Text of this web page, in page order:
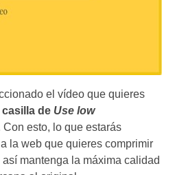
el vídeo que quieres
casilla de Use low
Con esto, lo que estarás
la web que quieres comprimir
mantenga la máxima calidad